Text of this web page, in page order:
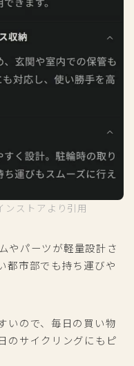
ンストアより引用
やパーツが軽量設計さ
都市部でも持ち運びや
いので、毎日の買い物
のサイクリングにもピ